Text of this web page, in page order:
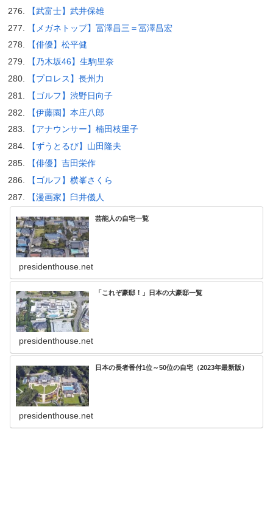
【武富士】武井保雄
【メガネトップ】冨澤昌三＝冨澤昌宏
【俳優】松平健
【乃木坂46】生駒里奈
【プロレス】長州力
【ゴルフ】渋野日向子
【伊藤園】本庄八郎
【アナウンサー】楠田枝里子
【ずうとるび】山田隆夫
【俳優】吉田栄作
【ゴルフ】横峯さくら
【漫画家】臼井儀人
芸能人の自宅一覧
presidenthouse.net
「これぞ豪邸！」日本の大豪邸一覧
presidenthouse.net
日本の長者番付1位～50位の自宅（2023年最新版）
presidenthouse.net